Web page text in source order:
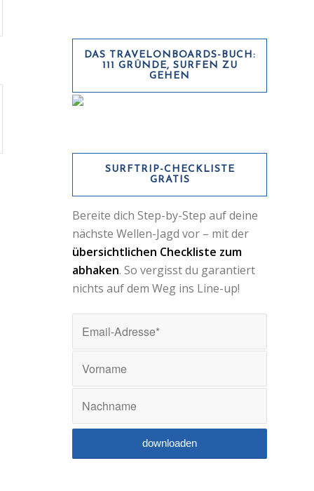
DAS TRAVELONBOARDS-BUCH:
111 GRÜNDE, SURFEN ZU
GEHEN
SURFTRIP-CHECKLISTE
GRATIS
Bereite dich Step-by-Step auf deine
nächste Wellen-Jagd vor – mit der
übersichtlichen Checkliste zum
abhaken. So vergisst du garantiert
nichts auf dem Weg ins Line-up!